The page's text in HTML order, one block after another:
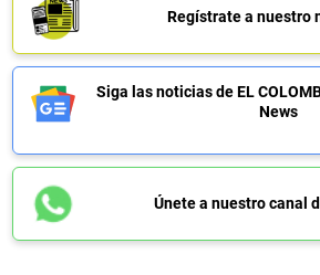
Regístrate a nuestro
Siga las noticias de EL
News
Únete a nuestro canal